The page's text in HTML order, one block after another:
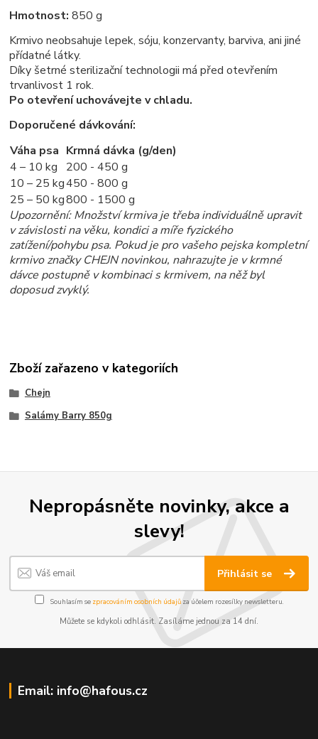
Hmotnost: 850 g
Krmivo neobsahuje lepek, sóju, konzervanty, barviva, ani jiné
přídatné látky.
Díky šetrné sterilizační technologii má před otevřením
trvanlivost 1 rok.
Po otevření uchovávejte v chladu.
Doporučené dávkování:
Váha psa Krmná dávka (g/den)
4 – 10 kg
200 - 450 g
10 – 25 kg450 - 800 g
25 – 50 kg800 - 1500 g
Upozornění: Množství krmiva je třeba individuálně upravit
v závislosti na věku, kondici a míře fyzického
zatížení/pohybu psa. Pokud je pro vašeho pejska kompletní
krmivo značky CHEJN novinkou, nahrazujte je v krmné
dávce postupně v kombinaci s krmivem, na něž byl
doposud zvyklý.
Zboží zařazeno v kategoriích
Chejn
Salámy Barry 850g
Nepropásněte novinky, akce a
slevy!
Přihlásit se
Souhlasím se zpracováním osobních údajůza účelem rozesílky newsletteru.
Můžete se kdykoli odhlásit. Zasíláme jednou za 14 dní.
Email: info@hafous.cz